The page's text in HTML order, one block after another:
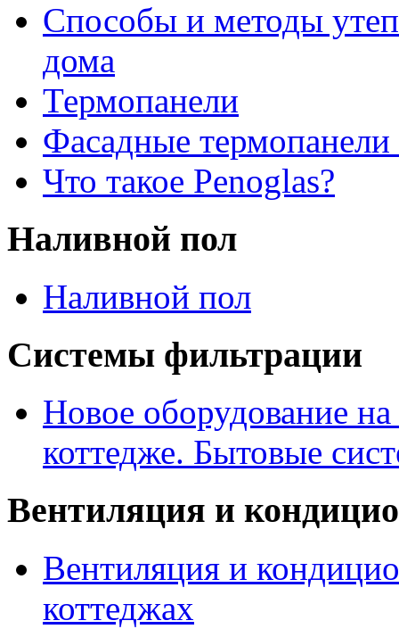
Способы и методы
дома
Термопанели
Фасадные термопанели
Что такое Penoglas?
Наливной пол
Наливной пол
Системы фильтрации
Новое оборудование
коттедже. Бытовые
Вентиляция и
Вентиляция и
коттеджах